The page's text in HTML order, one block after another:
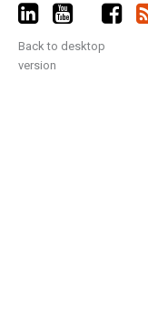
Back to desktop
version